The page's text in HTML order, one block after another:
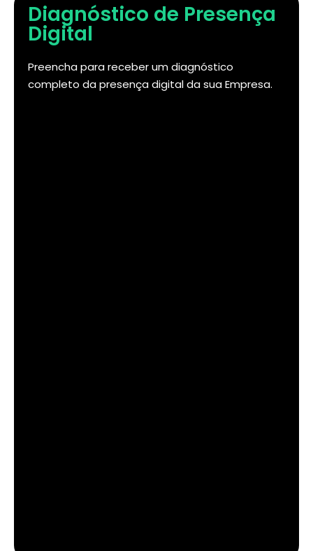
Diagnóstico de Presença
Digital
Preencha para receber um diagnóstico
completo da presença digital da sua Empresa.